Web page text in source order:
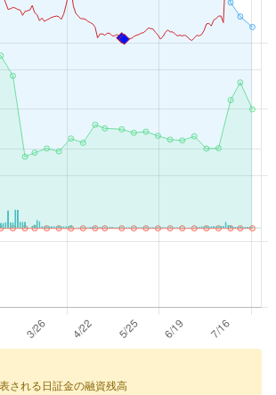
される日証金の融資残高